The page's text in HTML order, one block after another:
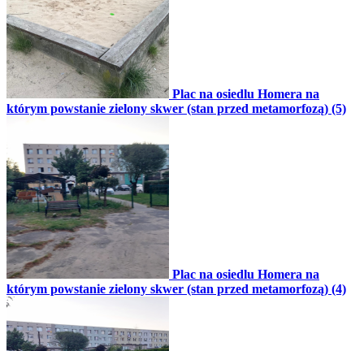
Plac na osiedlu Homera na
którym powstanie zielony skwer (stan przed metamorfozą) (5)
Plac na osiedlu Homera na
którym powstanie zielony skwer (stan przed metamorfozą) (4)